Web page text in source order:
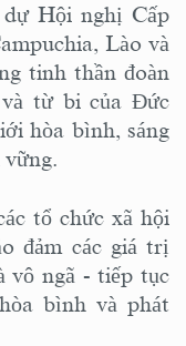
Hội nghị Cấp
Lào và
tinh thần đoàn
từ bi của Đức
hòa bình, sáng
tổ chức xã hội
đảm các giá trị
vô ngã - tiếp tục
bình và phát